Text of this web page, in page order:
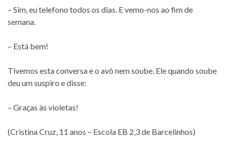
– Sim, eu telefono todos os dias. E vemo-nos ao fim de
semana.
– Está bem!
Tivemos esta conversa e o avô nem soube. Ele quando soube
deu um suspiro e disse:
– Graças às violetas!
(Cristina Cruz, 11 anos – Escola EB 2,3 de Barcelinhos)